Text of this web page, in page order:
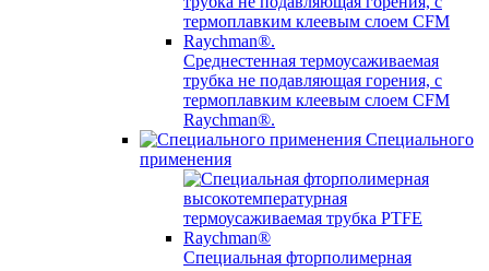
Среднестенная термоусаживаемая
трубка не подавляющая горения, с
термоплавким клеевым слоем CFM
Raychman®.
Специального
применения
Специальная фторполимерная